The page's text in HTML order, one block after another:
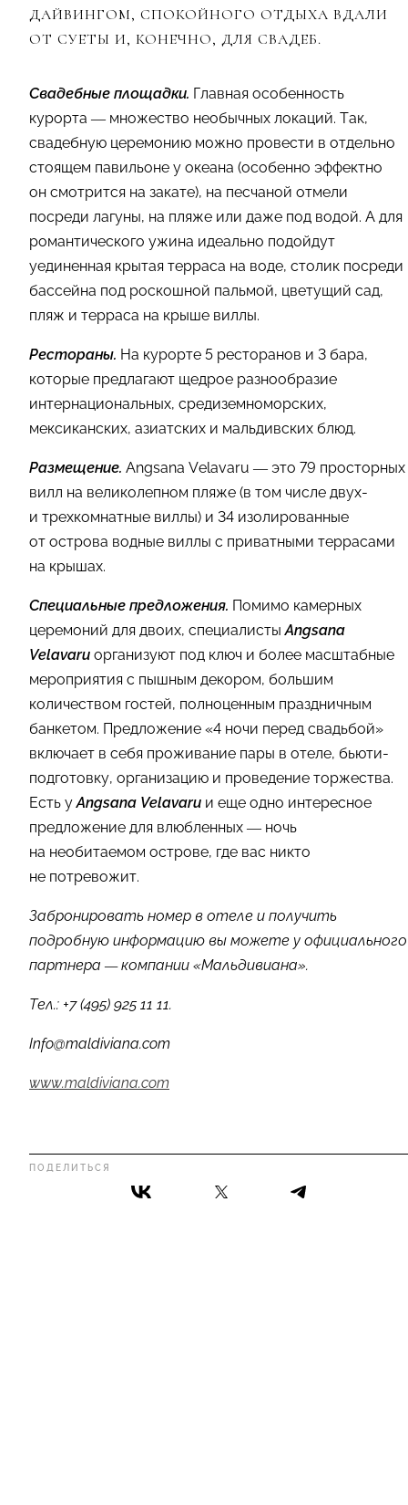
ПОДЕЛИТЬСЯ
ДАЙВИНГОМ, СПОКОЙНОГО ОТДЫХА ВДАЛИ
ОТ СУЕТЫ И, КОНЕЧНО, ДЛЯ СВАДЕБ.
Свадебные площадки. Главная особенность
курорта — множество необычных локаций. Так,
свадебную церемонию можно провести в отдельно
стоящем павильоне у океана (особенно эффектно
он смотрится на закате), на песчаной отмели
посреди лагуны, на пляже или даже под водой. А для
романтического ужина идеально подойдут
уединенная крытая терраса на воде, столик посреди
бассейна под роскошной пальмой, цветущий сад,
пляж и терраса на крыше виллы.
Рестораны. На курорте 5 ресторанов и 3 бара,
которые предлагают щедрое разнообразие
интернациональных, средиземноморских,
мексиканских, азиатских и мальдивских блюд.
Размещение. Angsana Velavaru — это 79 просторных
вилл на великолепном пляже (в том числе двух-
и трехкомнатные виллы) и 34 изолированные
от острова водные виллы с приватными террасами
на крышах.
Специальные предложения. Помимо камерных
церемоний для двоих, специалистыAngsana
Velavaru организуют под ключ и более масштабные
мероприятия с пышным декором, большим
количеством гостей, полноценным праздничным
банкетом. Предложение «4 ночи перед свадьбой»
включает в себя проживание пары в отеле, бьюти-
подготовку, организацию и проведение торжества.
Есть уAngsana Velavaru и еще одно интересное
предложение для влюбленных — ночь
на необитаемом острове, где вас никто
не потревожит.
Забронировать номер в отеле и получить
подробную информацию вы можете у официального
партнера — компании «Мальдивиана».
Тел.: +7 (495) 925 11 11.
Info@maldiviana.com
www.maldiviana.com